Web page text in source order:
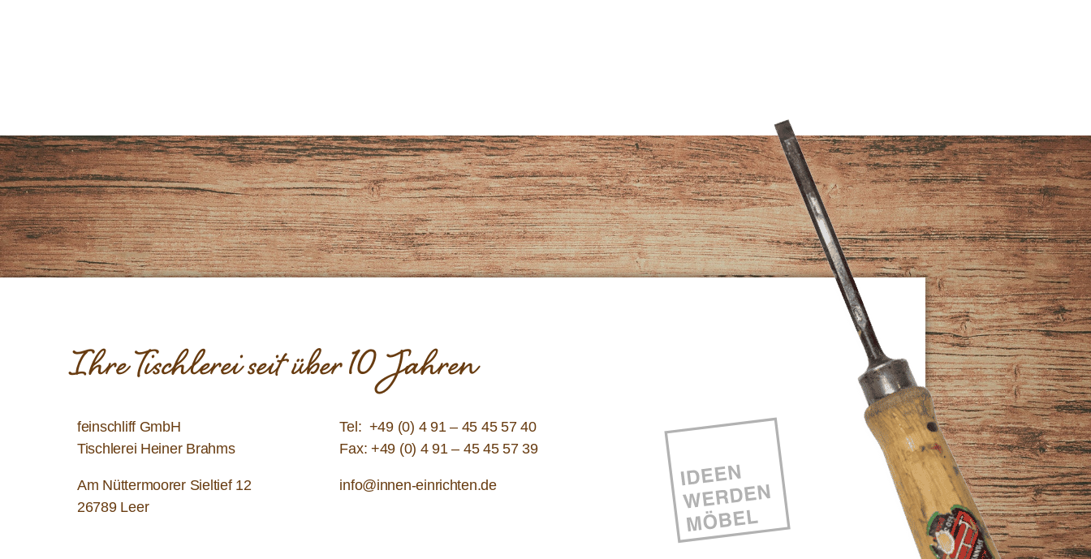
Ihre Tischlerei seit über 10 Jahren
feinschliff GmbH
Tischlerei Heiner Brahms
Am Nüttermoorer Sieltief 12
26789 Leer
Tel: +49 (0) 4 91 – 45 45 57 40
Fax: +49 (0) 4 91 – 45 45 57 39
info@innen-einrichten.de